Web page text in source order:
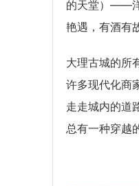
的天堂）——
艳遇，有酒
大理古城的所
许多现代化商
走走城内的道
总有一种穿越